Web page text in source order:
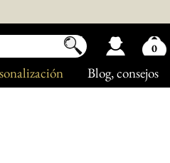
Blog, consejos
0